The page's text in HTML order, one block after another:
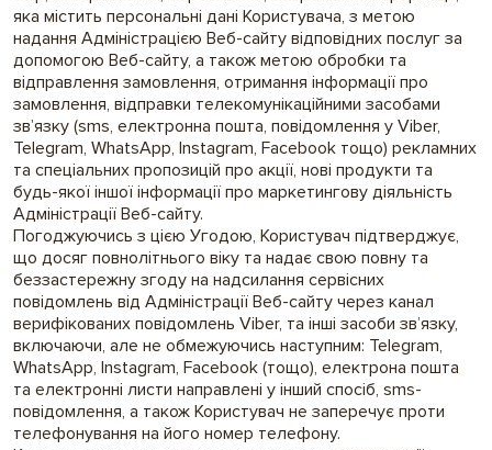
яка містить персональні дані Користувача, з метою
надання Адміністрацією Веб-сайту відповідних послуг за
допомогою Веб-сайту, а також метою обробки та
відправлення замовлення, отримання інформації про
замовлення, відправки телекомунікаційними засобами
зв’язку (sms, електронна пошта, повідомлення у Viber,
Telegram, WhatsApp, Instagram, Facebook тощо) рекламних
та спеціальних пропозицій про акції, нові продукти та
будь-якої іншої інформації про маркетингову діяльність
Адміністрації Веб-сайту.
Погоджуючись з цією Угодою, Користувач підтверджує,
що досяг повнолітнього віку та надає свою повну та
беззастережну згоду на надсилання сервісних
повідомлень від Адміністрації Веб-сайту через канал
верифікованих повідомлень Viber, та інші засоби зв’язку,
включаючи, але не обмежуючись наступним: Telegram,
WhatsApp, Instagram, Facebook (тощо), електрона пошта
та електронні листи направлені у інший спосіб, sms-
повідомлення, а також Користувач не заперечує проти
телефонування на його номер телефону.